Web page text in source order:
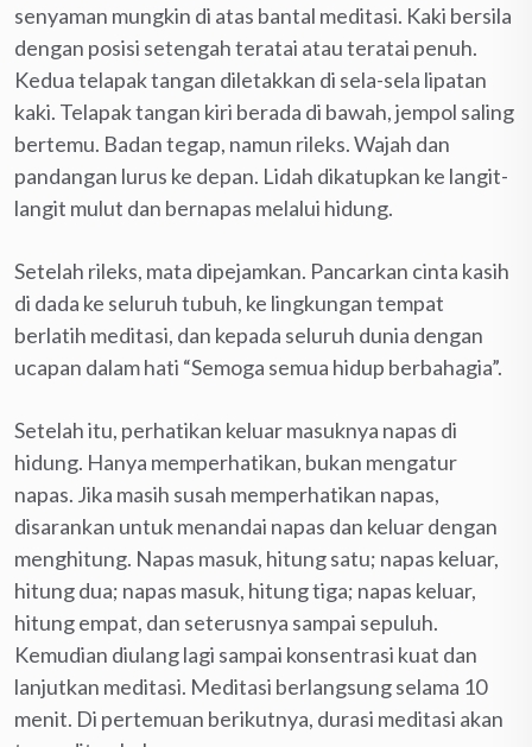
senyaman mungkin di atas bantal meditasi. Kaki bersila
dengan posisi setengah teratai atau teratai penuh.
Kedua telapak tangan diletakkan di sela-sela lipatan
kaki. Telapak tangan kiri berada di bawah, jempol saling
bertemu. Badan tegap, namun rileks. Wajah dan
pandangan lurus ke depan. Lidah dikatupkan ke langit-
langit mulut dan bernapas melalui hidung.
Setelah rileks, mata dipejamkan. Pancarkan cinta kasih
di dada ke seluruh tubuh, ke lingkungan tempat
berlatih meditasi, dan kepada seluruh dunia dengan
ucapan dalam hati “Semoga semua hidup berbahagia”.
Setelah itu, perhatikan keluar masuknya napas di
hidung. Hanya memperhatikan, bukan mengatur
napas. Jika masih susah memperhatikan napas,
disarankan untuk menandai napas dan keluar dengan
menghitung. Napas masuk, hitung satu; napas keluar,
hitung dua; napas masuk, hitung tiga; napas keluar,
hitung empat, dan seterusnya sampai sepuluh.
Kemudian diulang lagi sampai konsentrasi kuat dan
lanjutkan meditasi. Meditasi berlangsung selama 10
menit. Di pertemuan berikutnya, durasi meditasi akan